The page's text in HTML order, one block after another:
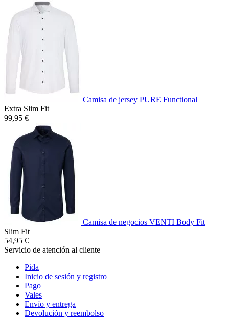
Camisa de jersey PURE Functional
Extra Slim Fit
99,95 €
Camisa de negocios VENTI Body Fit
Slim Fit
54,95 €
Servicio de atención al cliente
Pida
Inicio de sesión y registro
Pago
Vales
Envío y entrega
Devolución y reembolso